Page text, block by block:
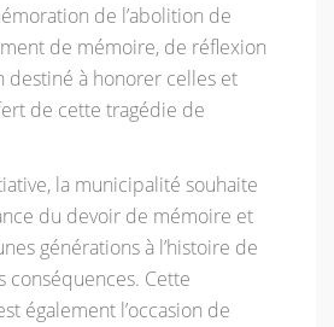
de l’abolition de
de mémoire, de réflexion
destiné à honorer celles et
de cette tragédie de
la municipalité souhaite
du devoir de mémoire et
générations à l’histoire de
conséquences. Cette
également l’occasion de